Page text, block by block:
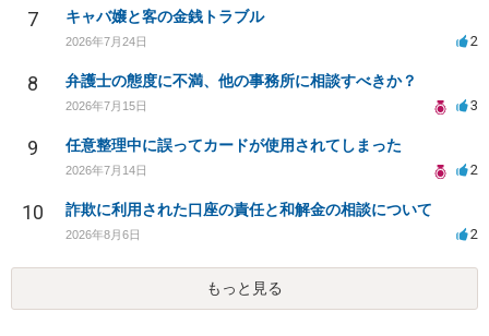
7 キャバ嬢と客の金銭トラブル
2026年7月24日 2
8 弁護士の態度に不満、他の事務所に相談すべきか？
2026年7月15日 3
9 任意整理中に誤ってカードが使用されてしまった
2026年7月14日 2
10 詐欺に利用された口座の責任と和解金の相談について
2026年8月6日 2
もっと見る